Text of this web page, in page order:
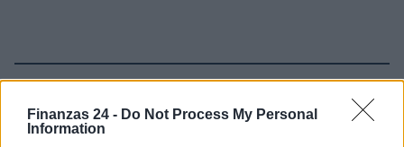
Finanzas 24 - Do Not Process My Personal
Information